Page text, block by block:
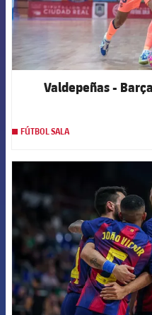
Valdepeñas -
FÚTBOL SALA